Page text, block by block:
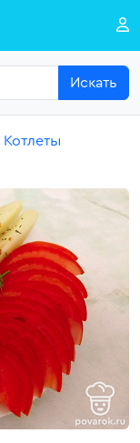
Искать
Котлеты